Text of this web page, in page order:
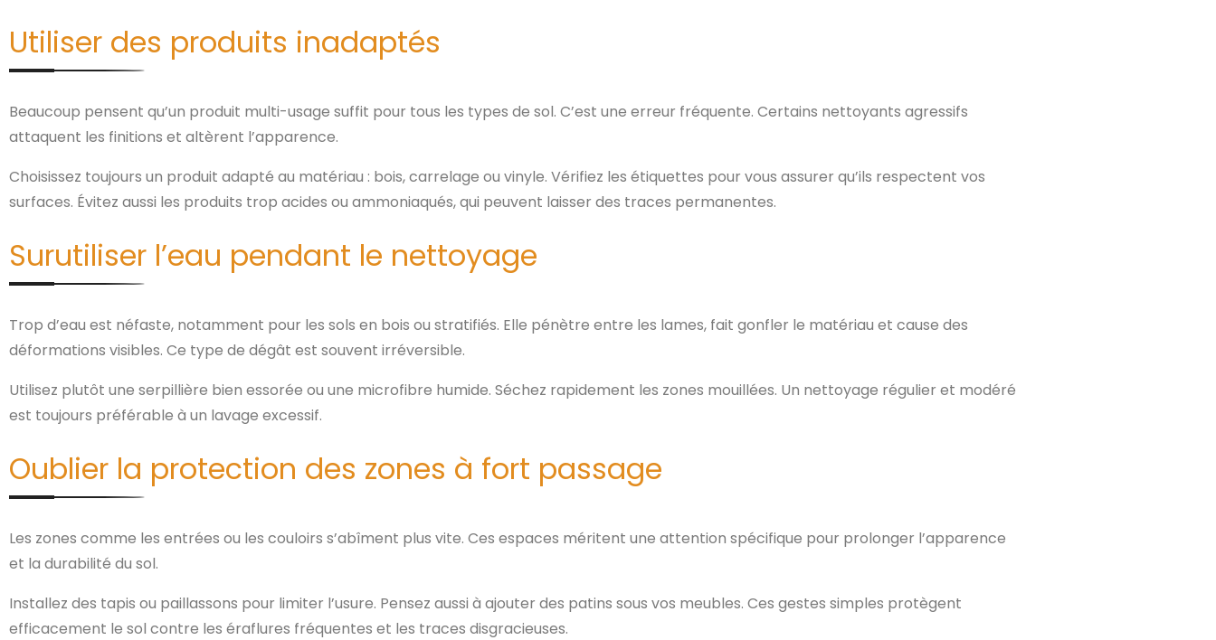
Utiliser des produits inadaptés
Beaucoup pensent qu’un produit multi-usage suffit pour tous les types de sol. C’est une erreur fréquente. Certains nettoyants agressifs
attaquent les finitions et altèrent l’apparence.
Choisissez toujours un produit adapté au matériau : bois, carrelage ou vinyle. Vérifiez les étiquettes pour vous assurer qu’ils respectent vos
surfaces. Évitez aussi les produits trop acides ou ammoniaqués, qui peuvent laisser des traces permanentes.
Surutiliser l’eau pendant le nettoyage
Trop d’eau est néfaste, notamment pour les sols en bois ou stratifiés. Elle pénètre entre les lames, fait gonfler le matériau et cause des
déformations visibles. Ce type de dégât est souvent irréversible.
Utilisez plutôt une serpillière bien essorée ou une microfibre humide. Séchez rapidement les zones mouillées. Un nettoyage régulier et modéré
est toujours préférable à un lavage excessif.
Oublier la protection des zones à fort passage
Les zones comme les entrées ou les couloirs s’abîment plus vite. Ces espaces méritent une attention spécifique pour prolonger l’apparence
et la durabilité du sol.
Installez des tapis ou paillassons pour limiter l’usure. Pensez aussi à ajouter des patins sous vos meubles. Ces gestes simples protègent
efficacement le sol contre les éraflures fréquentes et les traces disgracieuses.